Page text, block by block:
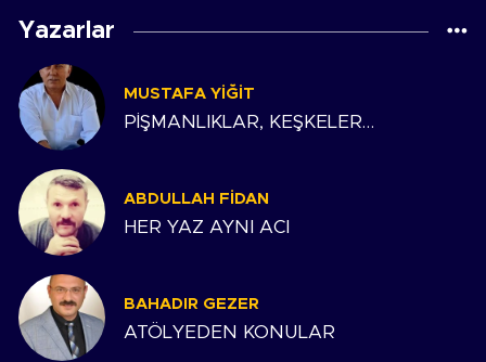
Yazarlar
MUSTAFA YIĞIT
PİŞMANLIKLAR, KEŞKELER…
ABDULLAH FIDAN
HER YAZ AYNI ACI
BAHADIR GEZER
ATÖLYEDEN KONULAR